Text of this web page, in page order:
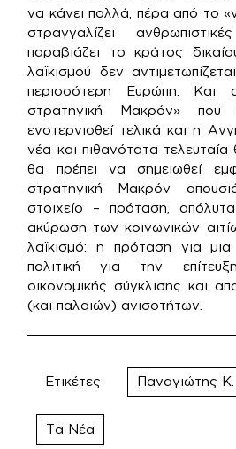
να κάνει πολλά, πέρα από το
στραγγαλίζει
παραβιάζει το κράτος
λαϊκισμού δεν
περισσότερη Ευρώπη. Και
στρατηγική Μακρόν» που
ενστερνισθεί τελικά και η
νέα και πιθανότατα
θα πρέπει να σημειωθεί
στρατηγική Μακρόν
στοιχείο – πρόταση,
ακύρωση των κοινωνικών
λαϊκισμό: η πρόταση για μια
πολιτική για την
οικονομικής σύγκλισης και
(και παλαιών) ανισοτήτων.
Ετικέτες Παναγιώτης Κ.
Τα Νέα